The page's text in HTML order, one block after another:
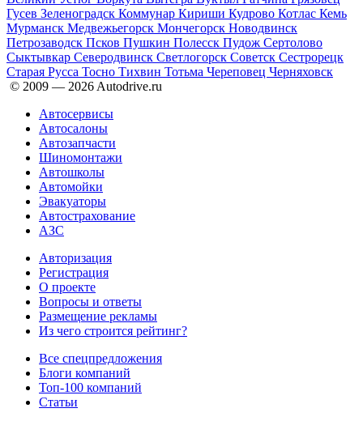
Гусев Зеленоградск Коммунар Кириши Кудрово Котлас Кемь
Мурманск Медвежьегорск Мончегорск Новодвинск
Петрозаводск Псков Пушкин Полесск Пудож Сертолово
Сыктывкар Северодвинск Светлогорск Советск Сестрорецк
Старая Русса Тосно Тихвин Тотьма Череповец Черняховск
© 2009 — 2026 Autodrive.ru
Автосервисы
Автосалоны
Автозапчасти
Шиномонтажи
Автошколы
Автомойки
Эвакуаторы
Автострахование
АЗС
Авторизация
Регистрация
О проекте
Вопросы и ответы
Размещение рекламы
Из чего строится рейтинг?
Все спецпредложения
Блоги компаний
Топ-100 компаний
Статьи